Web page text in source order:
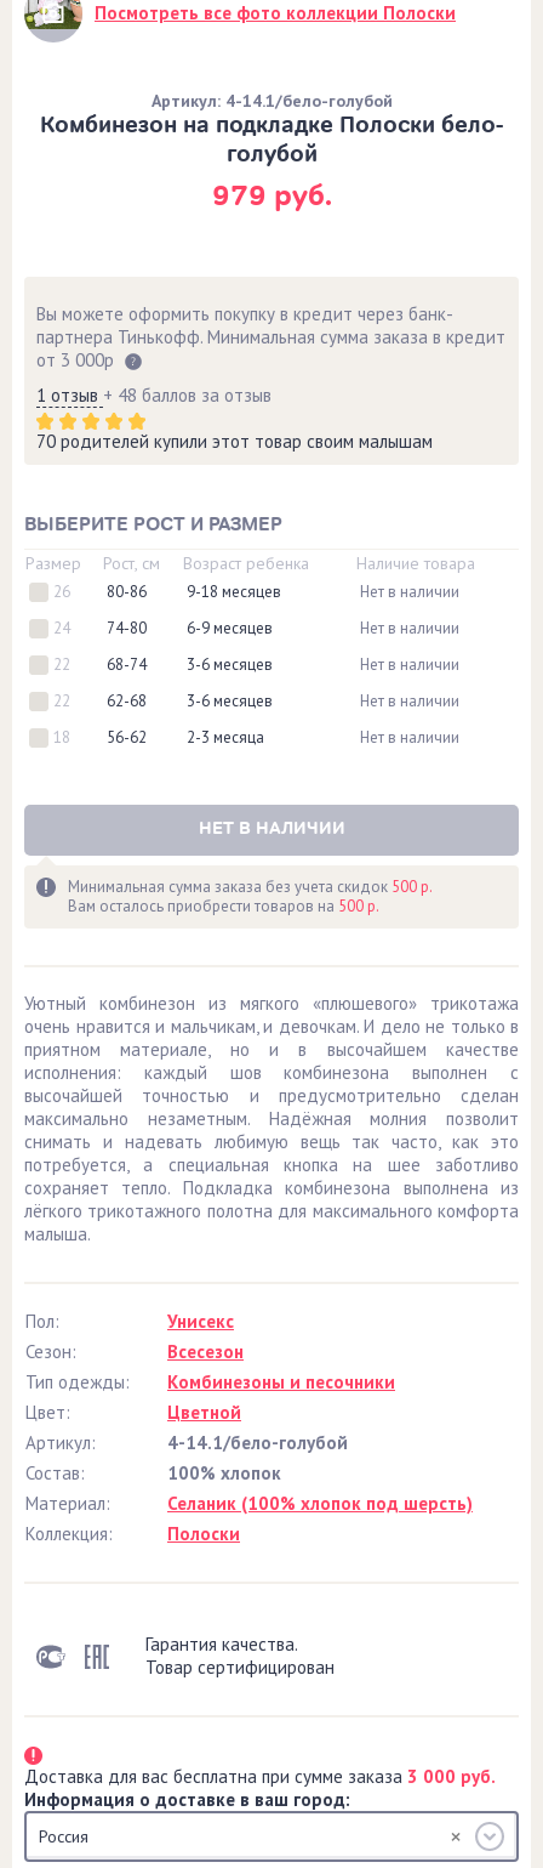
Посмотреть все фото коллекции Полоски
979 руб.
Комбинезон на подкладке Полоски бело-
голубой
Артикул: 4-14.1/бело-голубой
Вы можете оформить покупку в кредит через банк-
партнера Тинькофф. Минимальная сумма заказа в кредит
от 3 000р
1 отзыв + 48 баллов за отзыв
70 родителей купили этот товар своим малышам
ВЫБЕРИТЕ РОСТ И РАЗМЕР
Размер Рост, см Возраст ребенка Наличие товара
26 80-86 9-18 месяцев
Нет в наличии
24
74-80 6-9 месяцев
Нет в наличии
22
68-74 3-6 месяцев
Нет в наличии
22
62-68 3-6 месяцев
Нет в наличии
18
56-62 2-3 месяца Нет в наличии
НЕТ В НАЛИЧИИ
Минимальная сумма заказа без учета скидок 500 р.
Вам осталось приобрести товаров на 500 р.
Уютный комбинезон из мягкого «плюшевого» трикотажа
очень нравится и мальчикам, и девочкам. И дело не только в
приятном материале, но и в высочайшем качестве
исполнения: каждый шов комбинезона выполнен с
высочайшей точностью и предусмотрительно сделан
максимально незаметным. Надёжная молния позволит
снимать и надевать любимую вещь так часто, как это
потребуется, а специальная кнопка на шее заботливо
сохраняет тепло. Подкладка комбинезона выполнена из
лёгкого трикотажного полотна для максимального комфорта
малыша.
Пол:
Унисекс
Сезон:
Всесезон
Тип одежды:
Комбинезоны и песочники
Цвет:
Цветной
Артикул:
4-14.1/бело-голубой
Состав:
100% хлопок
Материал:
Селаник (100% хлопок под шерсть)
Коллекция:
Полоски
Гарантия качества.
Товар сертифицирован
Доставка для вас бесплатна при сумме заказа 3 000 руб.
Информация о доставке в ваш город:
Россия